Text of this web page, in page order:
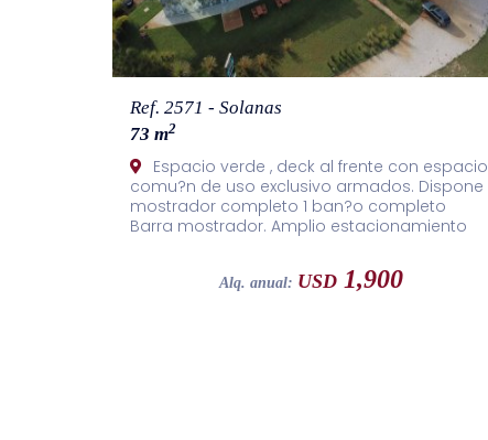
Ref. 2571 - Solanas
73 m2
Espacio verde , deck al frente con espacio
comu?n de uso exclusivo armados. Dispone
mostrador completo 1 ban?o completo
Barra mostrador. Amplio estacionamiento
Alq. anual: USD1,900